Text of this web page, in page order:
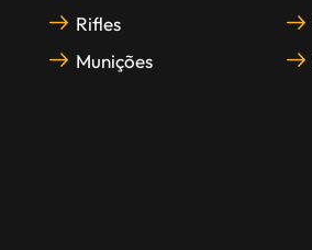
Rifles
Munições